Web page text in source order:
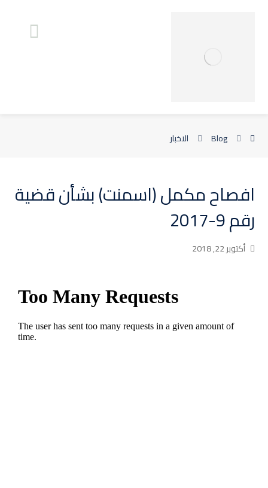
Blog الاخبار
افصاح مكمل (اسمنت) بشأن قضية
رقم 9-2017
أكتوبر 22, 2018